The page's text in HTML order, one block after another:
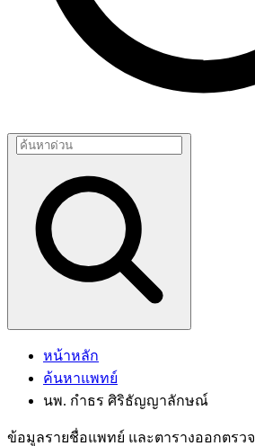
หน้าหลัก
ค้นหาแพทย์
นพ. กำธร ศิริธัญญาลักษณ์
ข้อมูลรายชื่อแพทย์ และตารางออกตรวจ